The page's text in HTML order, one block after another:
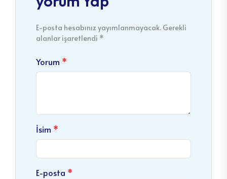
E-posta hesabınız yayımlanmayacak. Gerekli
alanlar işaretlendi *
Yorum
İsim
E-posta